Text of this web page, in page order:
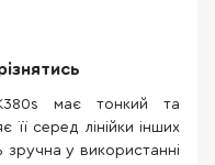
має тонкий та
її серед лінійки інших
у використанні